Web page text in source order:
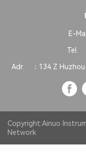
E-
Tel.
Adr. ： 134 Z
Copyright:Ainuo
Network